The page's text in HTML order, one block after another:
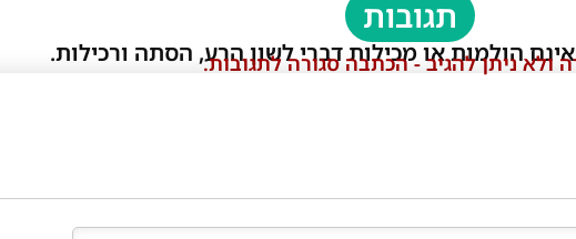
תגובות
הולמות או מכילות דברי לשון הרע, הסתה ורכילות.
ולא ניתן להגיב - הכתבה סגורה לתגובות.